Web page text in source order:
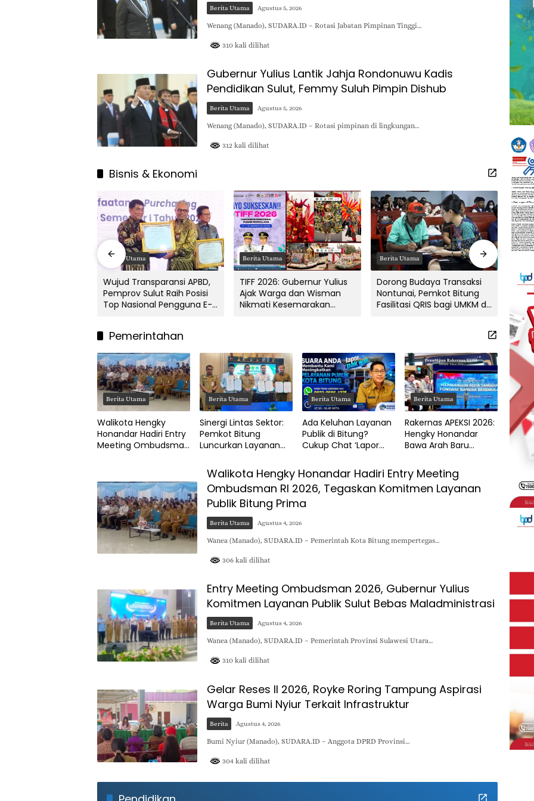
Berita Utama Agustus 5, 2026
Wenang (Manado), SUDARA.ID – Rotasi Jabatan Pimpinan Tinggi…
310 kali dilihat
Gubernur Yulius Lantik Jahja Rondonuwu Kadis
Pendidikan Sulut, Femmy Suluh Pimpin Dishub
Berita Utama Agustus 5, 2026
Wenang (Manado), SUDARA.ID – Rotasi pimpinan di lingkungan…
312 kali dilihat
Bisnis & Ekonomi
Berita Utama
Wujud Transparansi APBD,
Pemprov Sulut Raih Posisi
Top Nasional Pengguna E-
Berita Utama
TIFF 2026: Gubernur Yulius
Ajak Warga dan Wisman
Nikmati Kesemarakan
Berita Utama
Dorong Budaya Transaksi
Nontunai, Pemkot Bitung
Fasilitasi QRIS bagi UMKM di
dan
Pemerintahan
Berita Utama
Walikota Hengky
Honandar Hadiri Entry
Meeting Ombudsman
Publik Bitung Prima
Berita Utama
Sinergi Lintas Sektor:
Pemkot Bitung
Luncurkan Layanan
Pengesahan Nikah
Terpadu
Berita Utama
Ada Keluhan Layanan
Publik di Bitung?
Cukup Chat ‘Lapor
Nomor WA-nya
Berita Utama
Rakernas APEKSI 2026:
Hengky Honandar
Bawa Arah Baru
Nasional ke Kota
Bitung
Walikota Hengky Honandar Hadiri Entry Meeting
Ombudsman RI 2026, Tegaskan Komitmen Layanan
Publik Bitung Prima
Berita Utama Agustus 4, 2026
Wanea (Manado), SUDARA.ID – Pemerintah Kota Bitung mempertegas…
306 kali dilihat
Entry Meeting Ombudsman 2026, Gubernur Yulius
Komitmen Layanan Publik Sulut Bebas Maladministrasi
Berita Utama Agustus 4, 2026
Wanea (Manado), SUDARA.ID – Pemerintah Provinsi Sulawesi Utara…
310 kali dilihat
Gelar Reses II 2026, Royke Roring Tampung Aspirasi
Warga Bumi Nyiur Terkait Infrastruktur
Berita Agustus 4, 2026
Bumi Nyiur (Manado), SUDARA.ID – Anggota DPRD Provinsi…
304 kali dilihat